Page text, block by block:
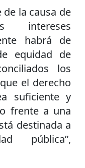
la causa de
intereses
habrá de
equidad de
los
el derecho
suficiente y
frente a una
destinada a
pública”,